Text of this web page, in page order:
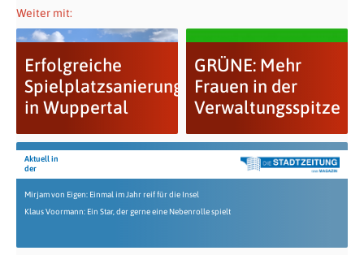
Weiter mit:
Erfolgreiche
Spielplatzsanierungen
in Wuppertal
GRÜNE: Mehr
Frauen in der
Verwaltungsspitze
Aktuell in
der
Mirjam von Eigen: Einmal im Jahr reif für die Insel
Klaus Voormann: Ein Star, der gerne eine Nebenrolle spielt